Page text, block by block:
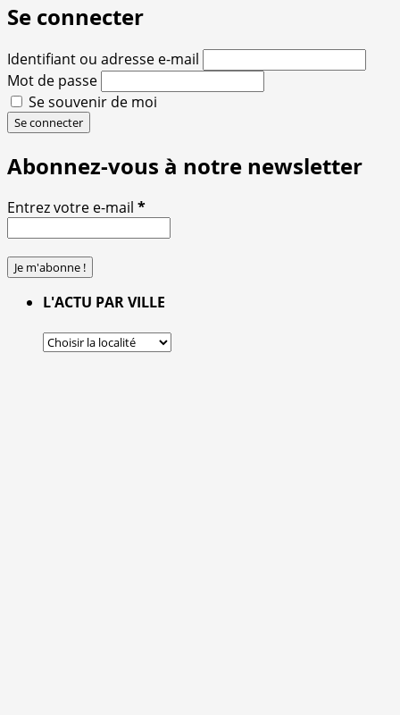
Se connecter
Identifiant ou adresse e-mail
Mot de passe
Se souvenir de moi
Se connecter
Abonnez-vous à notre newsletter
Entrez votre e-mail *
L'ACTU PAR VILLE